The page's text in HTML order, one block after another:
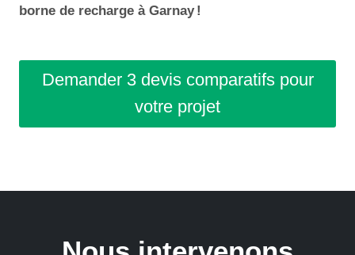
borne de recharge à Garnay !
Demander 3 devis comparatifs pour
votre projet